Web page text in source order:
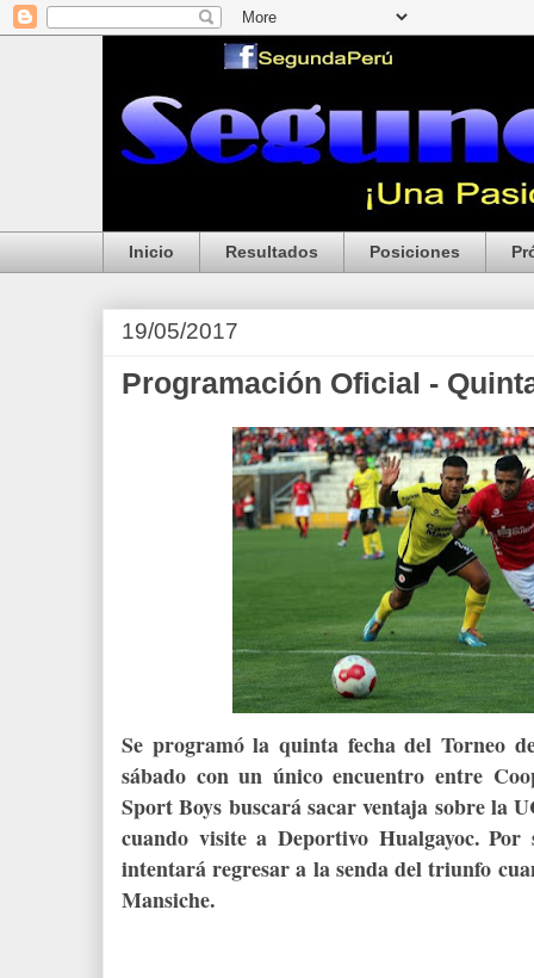
Inicio Resultados Posiciones
19/05/2017
Programación Oficial -
Se programó la quinta fecha del Torneo
sábado con un único encuentro entre
Sport Boys buscará sacar ventaja sobre la
cuando visite a Deportivo Hualgayoc.
intentará regresar a la senda del triunfo
Mansiche.